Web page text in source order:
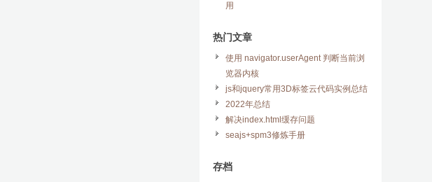
用
热门文章
使用 navigator.userAgent 判断当前浏
览器内核
js和jquery常用3D标签云代码实例总结
2022年总结
解决index.html缓存问题
seajs+spm3修炼手册
存档